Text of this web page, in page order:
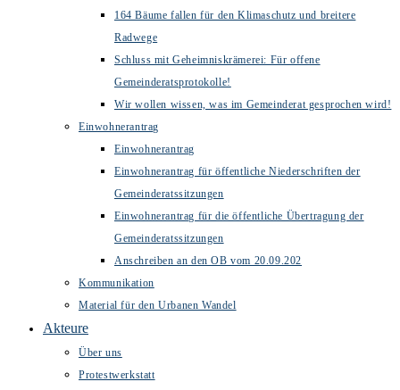
164 Bäume fallen für den Klimaschutz und breitere
Radwege
Schluss mit Geheimniskrämerei: Für offene
Gemeinderatsprotokolle!
Wir wollen wissen, was im Gemeinderat gesprochen wird!
Einwohnerantrag
Einwohnerantrag
Einwohnerantrag für öffentliche Niederschriften der
Gemeinderatssitzungen
Einwohnerantrag für die öffentliche Übertragung der
Gemeinderatssitzungen
Anschreiben an den OB vom 20.09.202
Kommunikation
Material für den Urbanen Wandel
Akteure
Über uns
Protestwerkstatt